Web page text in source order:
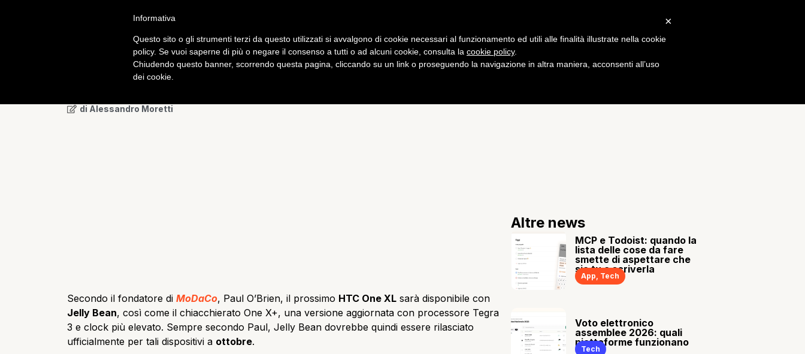
di Alessandro Moretti
Secondo il fondatore di MoDaCo, Paul O’Brien, il prossimo HTC One XL sarà disponibile con
Jelly Bean, così come il chiacchierato One X+, una versione aggiornata con processore Tegra
3 e clock più elevato. Sempre secondo Paul, Jelly Bean dovrebbe quindi essere rilasciato
ufficialmente per tali dispositivi a ottobre.
Altre news
MCP e Todoist: quando la
lista delle cose da fare
smette di aspettare che
sia tu a scriverla
App, Tech
Voto elettronico
assemblee 2026: quali
piattaforme funzionano
Tech
×
Informativa
Questo sito o gli strumenti terzi da questo utilizzati si avvalgono di cookie necessari al funzionamento ed utili alle finalità illustrate nella cookie
policy. Se vuoi saperne di più o negare il consenso a tutti o ad alcuni cookie, consulta la cookie policy.
Chiudendo questo banner, scorrendo questa pagina, cliccando su un link o proseguendo la navigazione in altra maniera, acconsenti all’uso
dei cookie.